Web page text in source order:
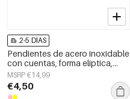
2-5 DÍAS
Pendientes de acero inoxidable
con cuentas, forma elíptica,
lindos, de la serie Daily Simple,
joyería para mujer
MSRP €14,99
€4,50